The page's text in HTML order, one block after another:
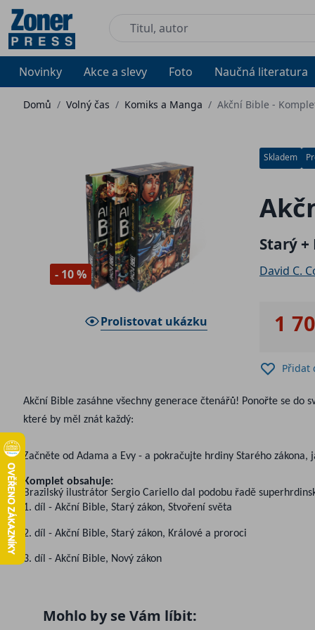
Novinky Akce a slevy Foto Naučná literatura
Domů / Volný čas / Komiks a Manga / Akční Bible -
- 10 %
Prolistovat ukázku
Skladem
Starý
David C.
1
Přidat
Akční Bible zasáhne všechny generace čtenářů! Ponořte se do
které by měl znát každý:
Začněte od Adama a Evy - a pokračujte hrdiny Starého
Brazilský ilustrátor Sergio Cariello dal podobu řadě
Komplet obsahuje:
1. díl - Akční Bible, Starý zákon, Stvoření světa
2. díl - Akční Bible, Starý zákon, Králové a proroci
3. díl - Akční Bible, Nový zákon
Mohlo by se Vám líbit: